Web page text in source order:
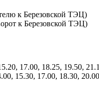
к Березовской ТЭЦ)
к Березовской ТЭЦ)
17.00, 18.25, 19.50,
15.30, 17.00, 18.30, 20.00